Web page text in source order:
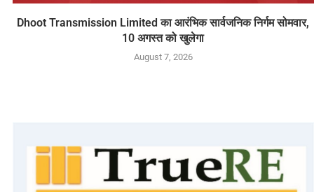
Dhoot Transmission Limited का आरंभिक सार्वजनिक निर्गम सोमवार,
10 अगस्त को खुलेगा
August 7, 2026